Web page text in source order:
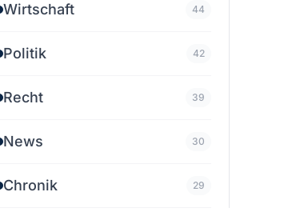
Wirtschaft 44
Politik 42
Recht 39
News 30
Chronik 29